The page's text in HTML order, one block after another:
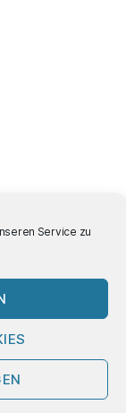
Service zu
Nach oben↑